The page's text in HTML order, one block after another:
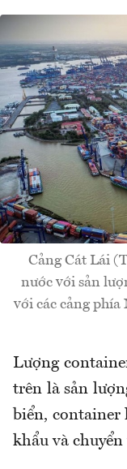
Cảng Cát Lái
nước với sản
với các cảng phía
Lượng
trên là sản
biển, container
khẩu và chuyển